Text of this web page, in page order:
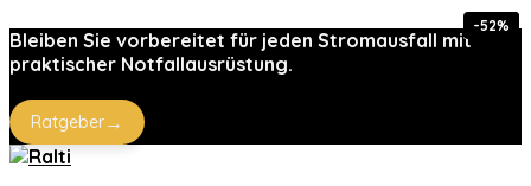
Bleiben Sie vorbereitet für jeden Stromausfall mit
praktischer Notfallausrüstung.
Ratgeber→
-14%
-7%
-52%